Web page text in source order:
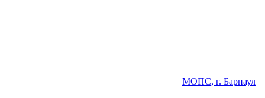
МОПС, г. Барнаул